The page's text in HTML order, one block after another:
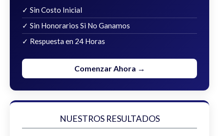
✓ Sin Costo Inicial
✓ Sin Honorarios Si No Ganamos
✓ Respuesta en 24 Horas
Comenzar Ahora →
NUESTROS RESULTADOS